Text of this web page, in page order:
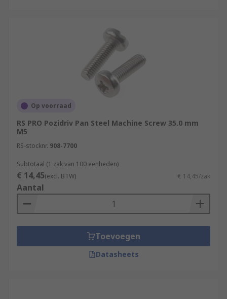
Op voorraad
RS PRO Pozidriv Pan Steel Machine Screw 35.0 mm
M5
RS-stocknr. 908-7700
Subtotaal (1 zak van 100 eenheden)
€ 14,45(excl. BTW) € 14,45/zak
Aantal
Toevoegen
Datasheets